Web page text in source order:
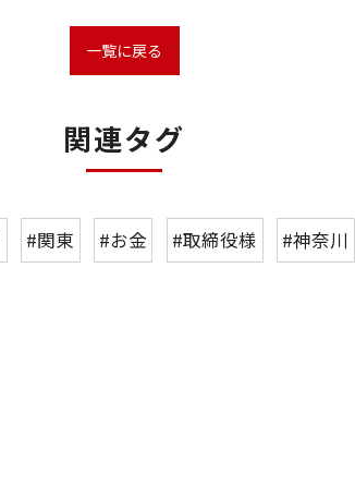
一覧に戻る
関連タグ
#関東 #お金 #取締役様 #神奈川